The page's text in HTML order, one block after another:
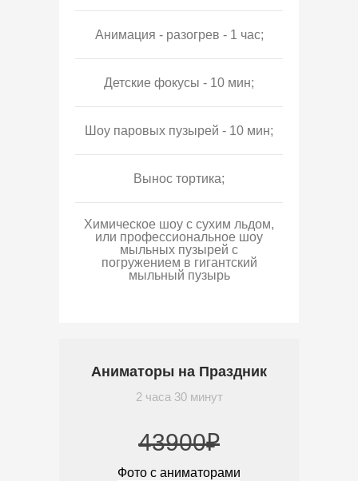
Анимация - разогрев - 1 час;
Детские фокусы - 10 мин;
Шоу паровых пузырей - 10 мин;
Вынос тортика;
Химическое шоу с сухим льдом,
или профессиональное шоу
мыльных пузырей с
погружением в гигантский
мыльный пузырь
Аниматоры на Праздник
2 часа 30 минут
43900₽
Фото с аниматорами